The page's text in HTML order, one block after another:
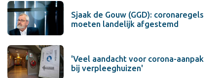
Sjaak de Gouw (GGD): coronaregels
moeten landelijk afgestemd
'Veel aandacht voor corona-aanpak
bij verpleeghuizen'